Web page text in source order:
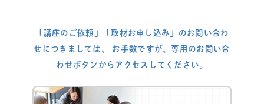
「講座のご依頼」「取材お申し込み」のお問い合わ
せにつきましては、
お手数ですが、専用のお問い合
わせボタンからアクセスしてください。